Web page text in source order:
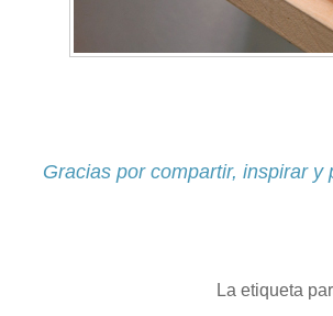
Gracias por compartir, inspirar y
La etiqueta